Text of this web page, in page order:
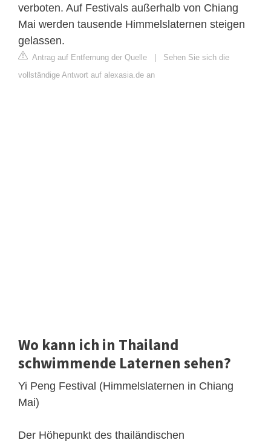
verboten. Auf Festivals außerhalb von Chiang
Mai werden tausende Himmelslaternen steigen
gelassen.
Antrag auf Entfernung der Quelle
Sehen Sie sich die
vollständige Antwort auf alexasia.de an
Wo kann ich in Thailand
schwimmende Laternen sehen?
Yi Peng Festival (Himmelslaternen in Chiang
Mai)
Der Höhepunkt des thailändischen